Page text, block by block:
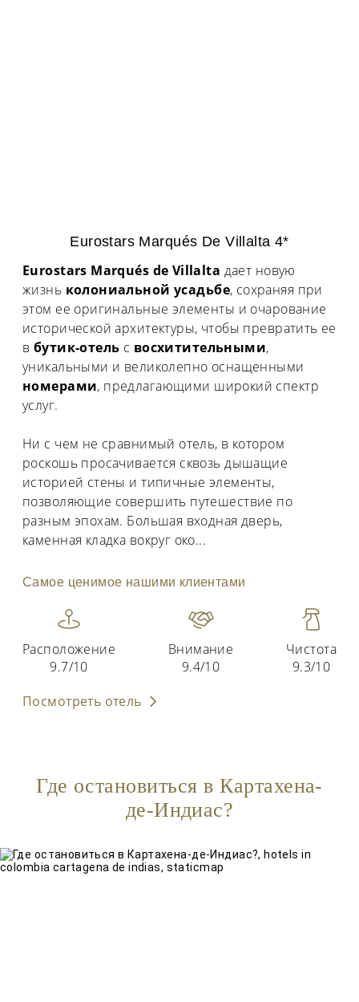
Eurostars Marqués De Villalta 4*
Eurostars Marqués de Villalta дает новую
жизнь колониальной усадьбе, сохраняя при
этом ее оригинальные элементы и очарование
исторической архитектуры, чтобы превратить ее
в бутик-отель с восхитительными,
уникальными и великолепно оснащенными
номерами, предлагающими широкий спектр
услуг.
Ни с чем не сравнимый отель, в котором
роскошь просачивается сквозь дышащие
историей стены и типичные элементы,
позволяющие совершить путешествие по
разным эпохам. Большая входная дверь,
каменная кладка вокруг око...
Самое ценимое нашими клиентами
Расположение
9.7/10
Внимание
9.4/10
Чистота
9.3/10
Посмотреть отель
Где остановиться в Картахена-
де-Индиас?